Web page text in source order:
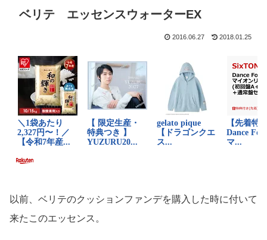
ベリテ エッセンスウォーターEX
2016.06.27 2018.01.25
以前、ベリテのクッションファンデを購入した時に付いて
来たこのエッセンス。